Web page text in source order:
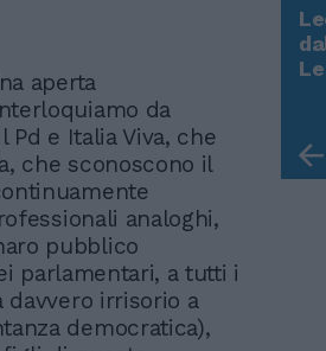
aperta
da
e Italia Viva, che
che sconoscono il
analoghi,
pubblico
parlamentari, a tutti i
irrisorio a
democratica),
Meloni e la strategia